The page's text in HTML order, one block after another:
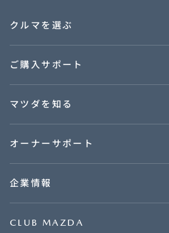
クルマを選ぶ
ご購入サポート
マツダを知る
オーナーサポート
企業情報
CLUB MAZDA